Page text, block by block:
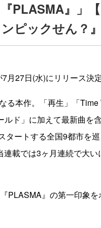
PLASMA』」
ピックせん？』
27日(水)にリリース決
る本作。「再生」「Time
ド」に加えて最新曲を
タートする全国9都市を
連載では3ヶ月連続で大
PLASMA』の第一印象を